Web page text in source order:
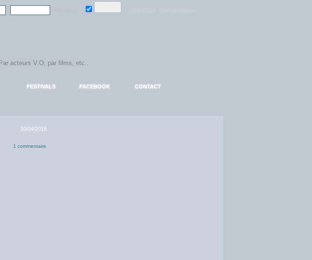
FESTIVALS FACEBOOK CONTACT
10/04/2016
1 commentaire